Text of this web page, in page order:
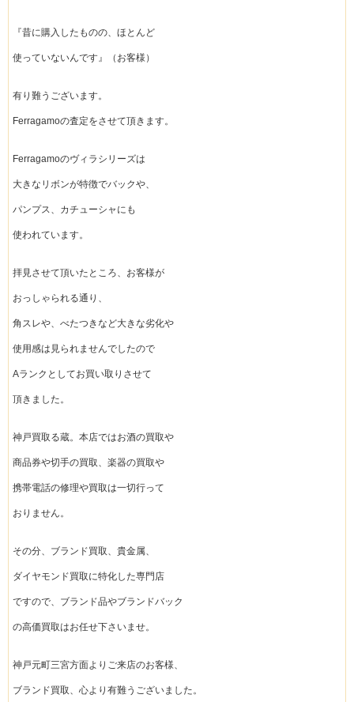
『昔に購入したものの、ほとんど
使っていないんです』（お客様）
有り難うございます。
Ferragamoの査定をさせて頂きます。
Ferragamoのヴィラシリーズは
大きなリボンが特徴でバックや、
パンプス、カチューシャにも
使われています。
拝見させて頂いたところ、お客様が
おっしゃられる通り、
角スレや、べたつきなど大きな劣化や
使用感は見られませんでしたので
Aランクとしてお買い取りさせて
頂きました。
神戸買取る蔵。本店ではお酒の買取や
商品券や切手の買取、楽器の買取や
携帯電話の修理や買取は一切行って
おりません。
その分、ブランド買取、貴金属、
ダイヤモンド買取に特化した専門店
ですので、ブランド品やブランドバック
の高価買取はお任せ下さいませ。
神戸元町三宮方面よりご来店のお客様、
ブランド買取、心より有難うございました。